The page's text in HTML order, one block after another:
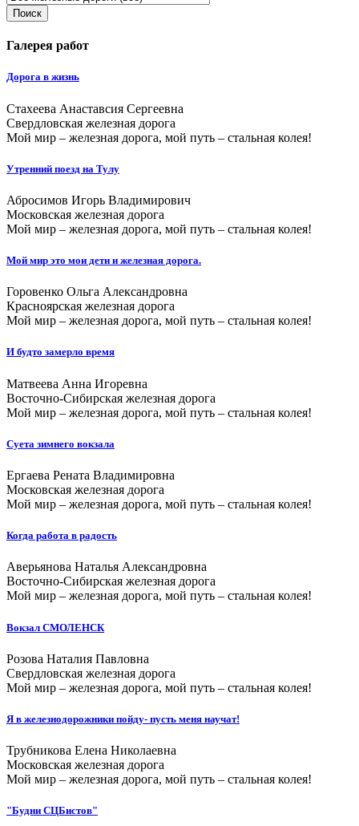
Поиск
Галерея работ
Дорога в жизнь
Стахеева Анаставсия Сергеевна
Свердловская железная дорога
Мой мир – железная дорога, мой путь – стальная колея!
Утренний поезд на Тулу
Абросимов Игорь Владимирович
Московская железная дорога
Мой мир – железная дорога, мой путь – стальная колея!
Мой мир это мои дети и железная дорога.
Горовенко Ольга Александровна
Красноярская железная дорога
Мой мир – железная дорога, мой путь – стальная колея!
И будто замерло время
Матвеева Анна Игоревна
Восточно-Сибирская железная дорога
Мой мир – железная дорога, мой путь – стальная колея!
Суета зимнего вокзала
Ергаева Рената Владимировна
Московская железная дорога
Мой мир – железная дорога, мой путь – стальная колея!
Когда работа в радость
Аверьянова Наталья Александровна
Восточно-Сибирская железная дорога
Мой мир – железная дорога, мой путь – стальная колея!
Вокзал СМОЛЕНСК
Розова Наталия Павловна
Свердловская железная дорога
Мой мир – железная дорога, мой путь – стальная колея!
Я в железнодорожники пойду- пусть меня научат!
Трубникова Елена Николаевна
Московская железная дорога
Мой мир – железная дорога, мой путь – стальная колея!
"Будни СЦБистов"